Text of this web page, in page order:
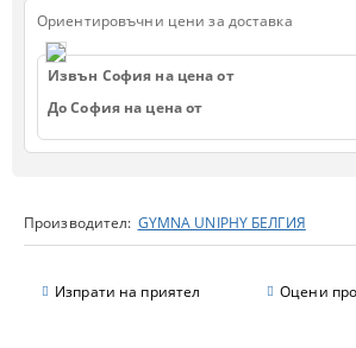
Производител: GYMNA UNIPHY БЕЛГИЯ
Изпрати на приятел Оцени
Ориентировъчни цени за доставка
Извън София на цена от
До София на цена от